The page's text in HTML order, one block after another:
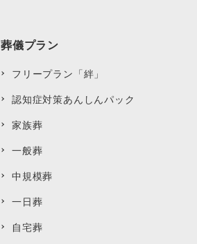
葬儀プラン
フリープラン「絆」
認知症対策あんしんパック
家族葬
一般葬
中規模葬
一日葬
自宅葬